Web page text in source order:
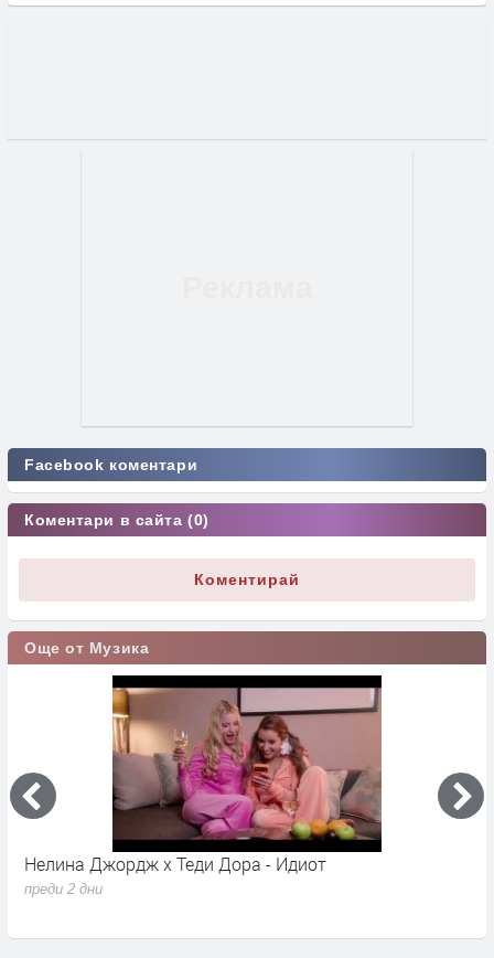
Facebook коментари
Коментари в сайта (0)
Коментирай
Още от Музика
Нелина Джордж x Теди Дора - Идиот
преди 2 дни